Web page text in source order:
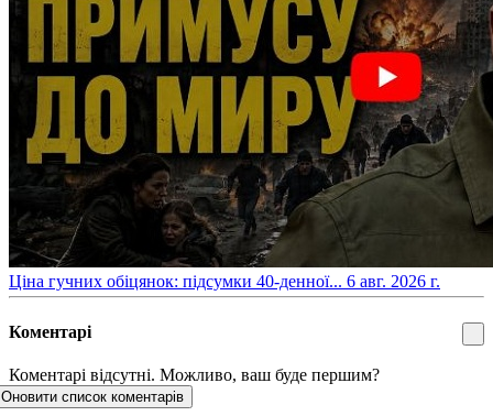
​Ціна гучних обіцянок: підсумки 40-денної... 6 авг. 2026 г.
Коментарі
Коментарі відсутні. Можливо, ваш буде першим?
Оновити список коментарів